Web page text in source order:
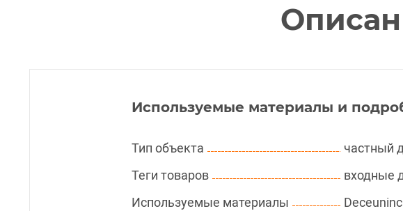
Используемые материалы и
Тип объекта
частный
Теги товаров
входные
Используемые материалы